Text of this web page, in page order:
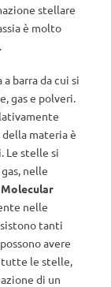
stellare
è molto
barra da cui si
gas e polveri.
materia è
Le stelle si
nelle
nelle
tanti
avere
tutte le stelle,
di un